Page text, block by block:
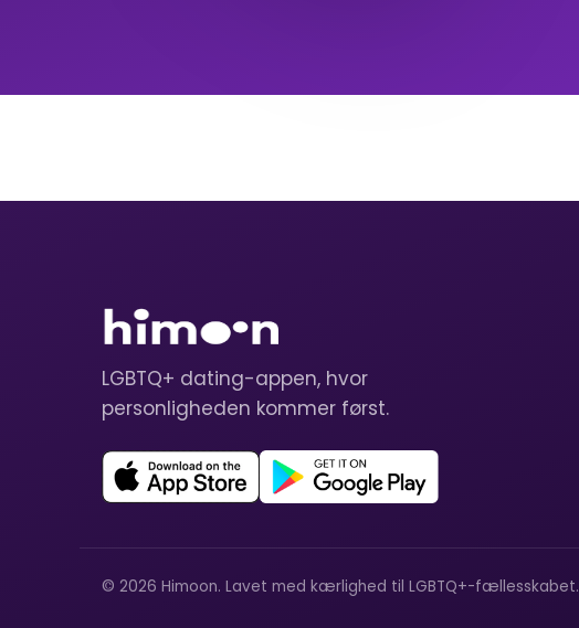
LGBTQ+ dating-appen, hvor
personligheden kommer først.
© 2026 Himoon. Lavet med kærlighed til LGBTQ+-fællesskabet.